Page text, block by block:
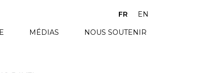
EN
FR
MÉDIAS NOUS SOUTENIR